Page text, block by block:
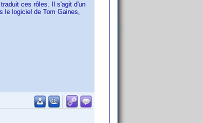
ces rôles. Il s'agit d'un
le logiciel de Tom Gaines,